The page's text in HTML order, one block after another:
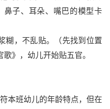
鼻子、耳朵、嘴巴的模型卡
糊，不乱贴。（先找到位置
》，幼儿开始贴五官。
本班幼儿的年龄特点，但在